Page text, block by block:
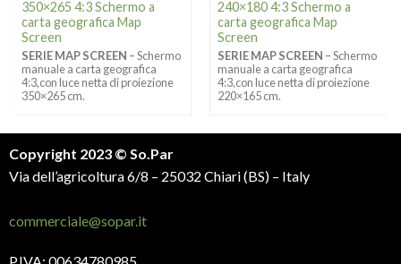
350×265 4:3 Schermo a
carta geografica Map
Screen
SERIE MAP SCREEN – Schermo
manuale a carta geografica
4:3,con luce netta di proiezione
350×265 cm.
240×180 4:3 Schermo a
carta geografica Map
Screen
SERIE MAP SCREEN – Schermo
manuale a carta geografica
4:3,con luce netta di proiezione
220×165 cm.
Copyright 2023 © So.Par
Via dell’agricoltura 6/8 – 25032 Chiari (BS) – Italy
commerciale@sopar.it